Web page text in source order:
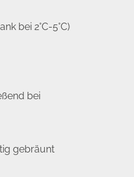
bei 2°C-5°C)
bei
gebräunt